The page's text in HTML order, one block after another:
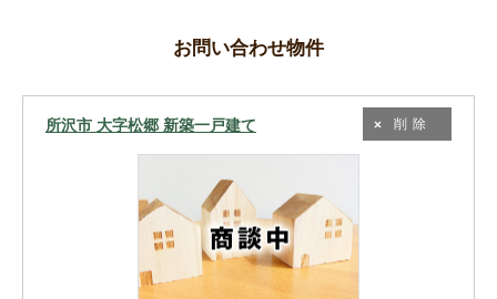
お問い合わせ物件
所沢市 大字松郷 新築一戸建て 削除